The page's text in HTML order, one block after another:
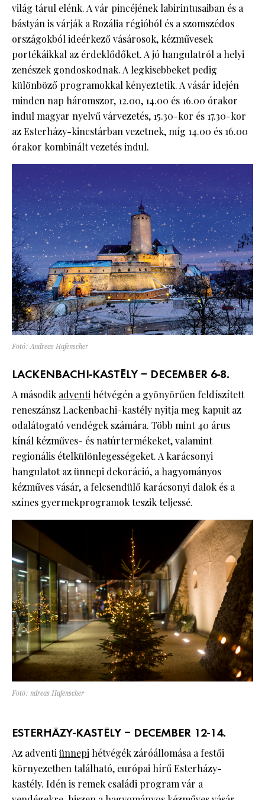
világ tárul elénk. A vár pincéjének labirintusaiban és a
bástyán is várják a Rozália régióból és a szomszédos
országokból ideérkező vásárosok, kézművesek
portékáikkal az érdeklődőket. A jó hangulatról a helyi
zenészek gondoskodnak. A legkisebbeket pedig
különböző programokkal kényeztetik. A vásár idején
minden nap háromszor, 12.00, 14.00 és 16.00 órakor
indul magyar nyelvű várvezetés, 15.30-kor és 17.30-kor
az Esterházy-kincstárban vezetnek, míg 14.00 és 16.00
órakor kombinált vezetés indul.
Fotó: Andreas Hafenscher
LACKENBACHI-KASTÉLY – DECEMBER 6-8.
A második adventi hétvégén a gyönyörűen feldíszített
reneszánsz Lackenbachi-kastély nyitja meg kapuit az
odalátogató vendégek számára. Több mint 40 árus
kínál kézműves- és natúrtermékeket, valamint
regionális ételkülönlegességeket. A karácsonyi
hangulatot az ünnepi dekoráció, a hagyományos
kézműves vásár, a felcsendülő karácsonyi dalok és a
színes gyermekprogramok teszik teljessé.
Fotó: ndreas Hafenscher
ESTERHÁZY-KASTÉLY – DECEMBER 12-14.
Az adventiünnepi hétvégék záróállomása a festői
környezetben található, európai hírű Esterházy-
kastély. Idén is remek családi program vár a